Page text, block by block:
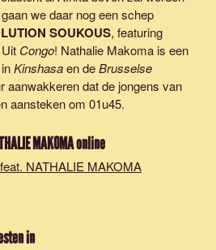
we daar nog een schep
SOUKOUS, featuring
Congo! Nathalie Makoma is een
Kinshasaen deBrusselse
aanwakkeren dat de jongens van
aansteken om 01u45.
MAKOMAonline
NATHALIE MAKOMA
in